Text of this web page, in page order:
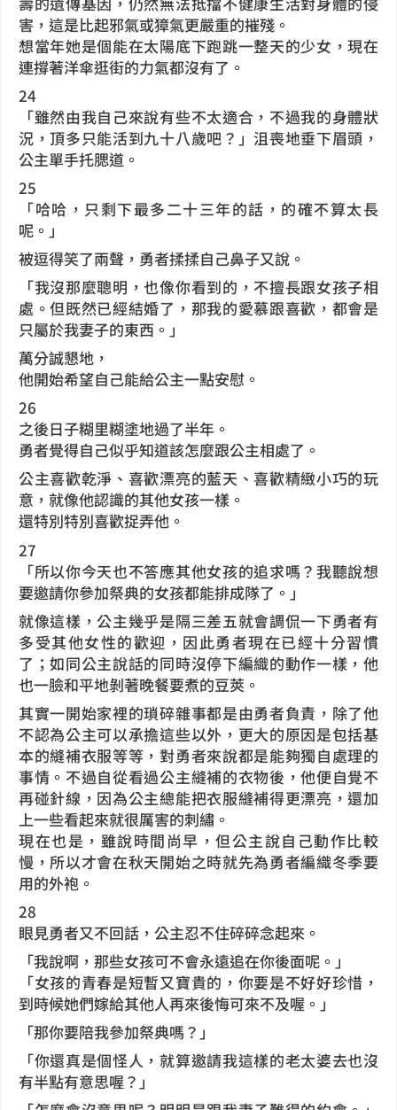
害，這是比起邪氣或獐氣更嚴重的摧殘。
想當年她是個能在太陽底下跑跳一整天的少女，現在
連撐著洋傘逛街的力氣都沒有了。
24
「雖然由我自己來說有些不太適合，不過我的身體狀
況，頂多只能活到九十八歲吧？」沮喪地垂下眉頭，
公主單手托腮道。
25
「哈哈，只剩下最多二十三年的話，的確不算太長
呢。」
被逗得笑了兩聲，勇者揉揉自己鼻子又說。
「我沒那麼聰明，也像你看到的，不擅長跟女孩子相
處。但既然已經結婚了，那我的愛慕跟喜歡，都會是
只屬於我妻子的東西。」
萬分誠懇地，
他開始希望自己能給公主一點安慰。
26
之後日子糊里糊塗地過了半年。
勇者覺得自己似乎知道該怎麼跟公主相處了。
公主喜歡乾淨、喜歡漂亮的藍天、喜歡精緻小巧的玩
意，就像他認識的其他女孩一樣。
還特別特別喜歡捉弄他。
27
「所以你今天也不答應其他女孩的追求嗎？我聽說想
要邀請你參加祭典的女孩都能排成隊了。」
就像這樣，公主幾乎是隔三差五就會調侃一下勇者有
多受其他女性的歡迎，因此勇者現在已經十分習慣
了；如同公主說話的同時沒停下編織的動作一樣，他
也一臉和平地剝著晚餐要煮的豆莢。
其實一開始家裡的瑣碎雜事都是由勇者負責，除了他
不認為公主可以承擔這些以外，更大的原因是包括基
本的縫補衣服等等，對勇者來說都是能夠獨自處理的
事情。不過自從看過公主縫補的衣物後，他便自覺不
再碰針線，因為公主總能把衣服縫補得更漂亮，還加
上一些看起來就很厲害的刺繡。
現在也是，雖說時間尚早，但公主說自己動作比較
慢，所以才會在秋天開始之時就先為勇者編織冬季要
用的外袍。
28
眼見勇者又不回話，公主忍不住碎碎念起來。
「我說啊，那些女孩可不會永遠追在你後面呢。」
「女孩的青春是短暫又寶貴的，你要是不好好珍惜，
到時候她們嫁給其他人再來後悔可來不及喔。」
「那你要陪我參加祭典嗎？」
「你還真是個怪人，就算邀請我這樣的老太婆去也沒
有半點有意思喔？」